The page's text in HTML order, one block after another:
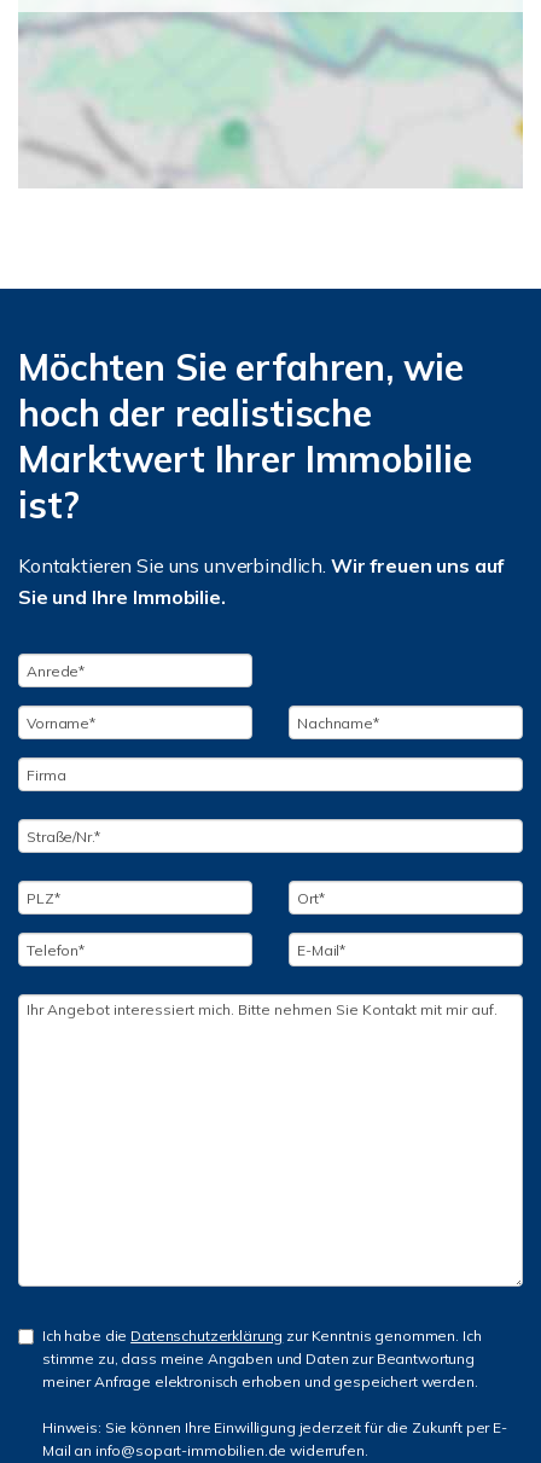
Möchten Sie erfahren, wie
hoch der realistische
Marktwert Ihrer Immobilie
ist?
Kontaktieren Sie uns unverbindlich. Wir freuen uns auf
Sie und Ihre Immobilie.
Ich habe die Datenschutzerklärung zur Kenntnis genommen. Ich
stimme zu, dass meine Angaben und Daten zur Beantwortung
meiner Anfrage elektronisch erhoben und gespeichert werden.
Hinweis: Sie können Ihre Einwilligung jederzeit für die Zukunft per E-
Mail an info@sopart-immobilien.de widerrufen.